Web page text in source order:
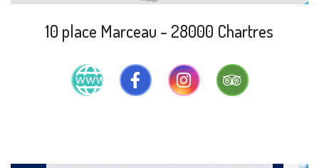
10 place Marceau - 28000 Chartres